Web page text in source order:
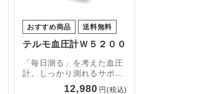
おすすめ商品 送料無料
テルモ血圧計Ｗ５２００
「毎日測る」を考えた血圧
計。しっかり測れるサポー
ト機能。ACアダプター付
12,980 円(税込)